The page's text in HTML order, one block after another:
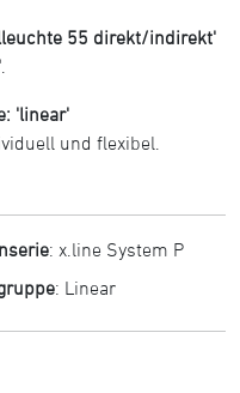
55 direkt/indirekt'
'linear'
und flexibel.
: x.line System P
: Linear